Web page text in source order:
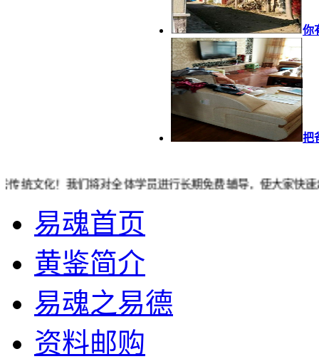
你
把
我们将对全体学员进行长期免费辅导，使大家快速走上通神
易魂首页
黄鉴简介
易魂之易德
资料邮购